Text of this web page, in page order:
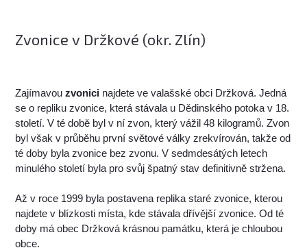
Zvonice v Držkové (okr. Zlín)
Zajímavouzvonici najdete ve valašské obci Držková. Jedná
se o repliku zvonice, která stávala u Dědinského potoka v 18.
století. V té době byl v ní zvon, který vážil 48 kilogramů. Zvon
byl však v průběhu první světové války zrekvírován, takže od
té doby byla zvonice bez zvonu. V sedmdesátých letech
minulého století byla pro svůj špatný stav definitivně stržena.
Až v roce 1999 byla postavena replika staré zvonice, kterou
najdete v blízkosti místa, kde stávala dřívější zvonice. Od té
doby má obec Držková krásnou památku, která je chloubou
obce.